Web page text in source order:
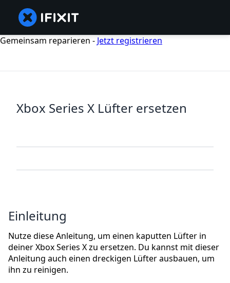
Gemeinsam reparieren - Jetzt registrieren
Xbox Series X Lüfter ersetzen
Einleitung
Nutze diese Anleitung, um einen kaputten Lüfter in
deiner Xbox Series X zu ersetzen. Du kannst mit dieser
Anleitung auch einen dreckigen Lüfter ausbauen, um
ihn zu reinigen.